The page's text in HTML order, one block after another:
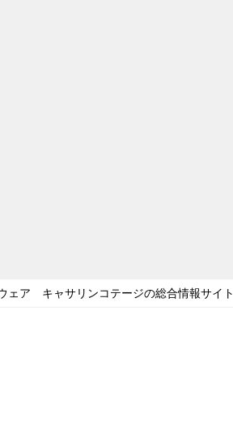
ェア キャサリンコテージの総合情報サイト